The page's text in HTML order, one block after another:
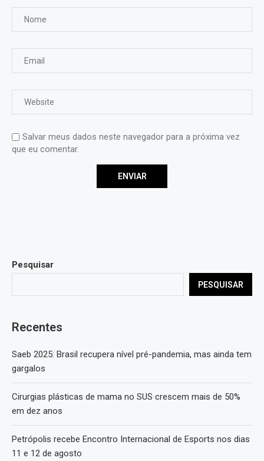
Salvar meus dados neste navegador para a próxima vez
que eu comentar.
Pesquisar
PESQUISAR
Recentes
Saeb 2025: Brasil recupera nível pré-pandemia, mas ainda tem
gargalos
Cirurgias plásticas de mama no SUS crescem mais de 50%
em dez anos
Petrópolis recebe Encontro Internacional de Esports nos dias
11 e 12 de agosto